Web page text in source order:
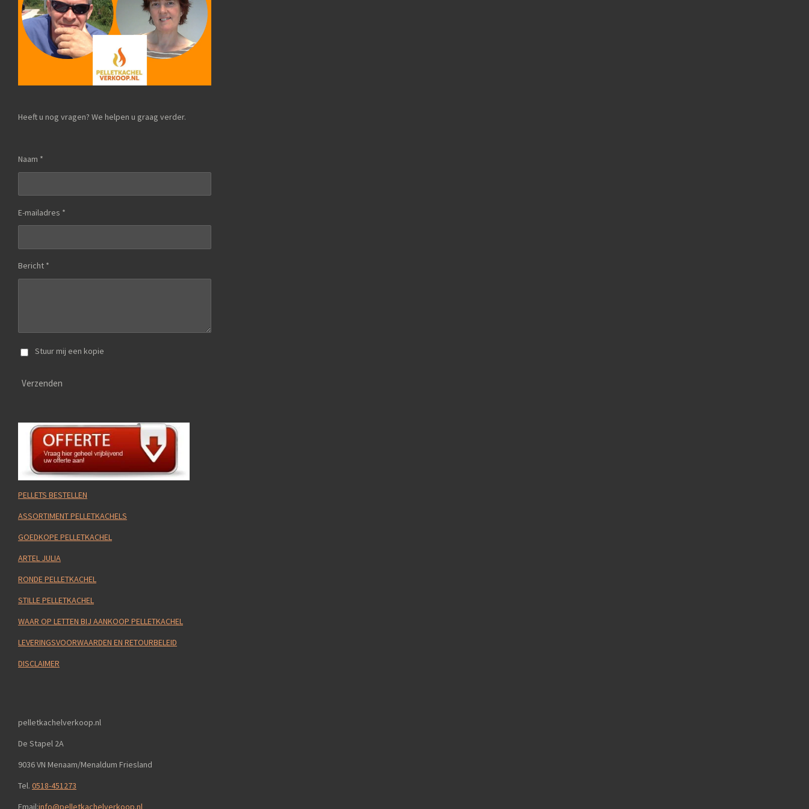
Heeft u nog vragen? We helpen u graag verder.
Naam *
E-mailadres *
Bericht *
Stuur mij een kopie
Verzenden
PELLETS BESTELLEN
ASSORTIMENT PELLETKACHELS
GOEDKOPE PELLETKACHEL
ARTEL JULIA
RONDE PELLETKACHEL
STILLE PELLETKACHEL
WAAR OP LETTEN BIJ AANKOOP PELLETKACHEL
LEVERINGSVOORWAARDEN EN RETOURBELEID
DISCLAIMER
pelletkachelverkoop.nl
De Stapel 2A
9036 VN Menaam/Menaldum Friesland
Tel. 0518-451273
Email:info@pelletkachelverkoop.nl